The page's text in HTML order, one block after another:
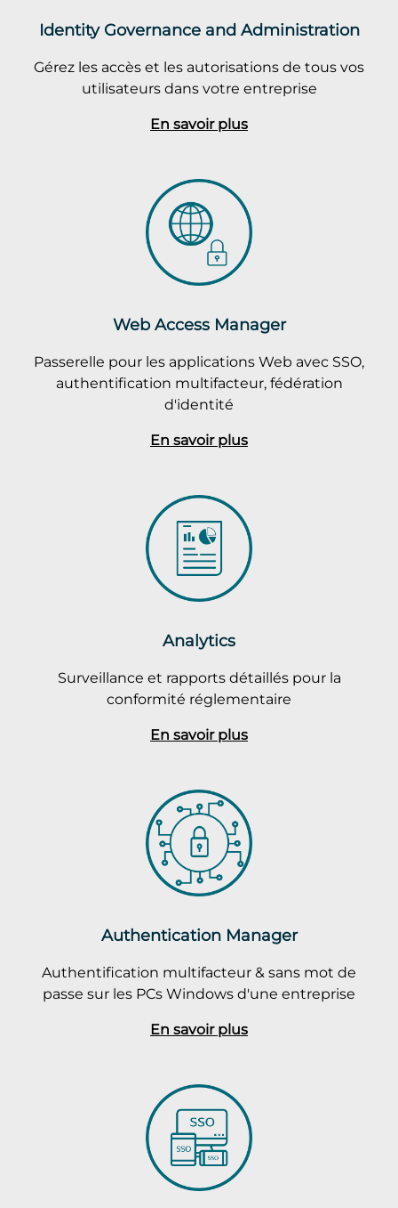
Identity Governance and Administration
Gérez les accès et les autorisations de tous vos
utilisateurs dans votre entreprise
En savoir plus
Web Access Manager
Passerelle pour les applications Web avec SSO,
authentification multifacteur, fédération
d'identité
En savoir plus
Analytics
Surveillance et rapports détaillés pour la
conformité réglementaire
En savoir plus
Authentication Manager
Authentification multifacteur & sans mot de
passe sur les PCs Windows d'une entreprise
En savoir plus